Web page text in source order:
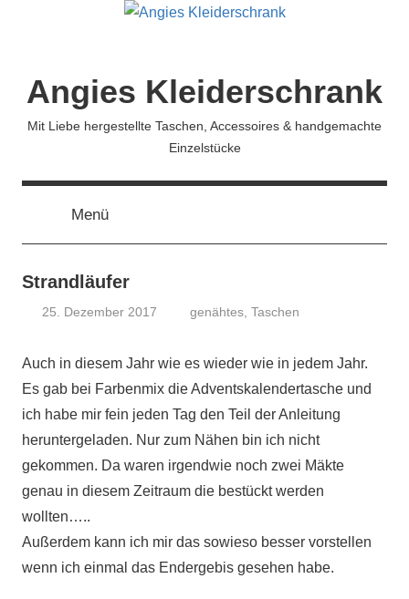
Angies Kleiderschrank
Mit Liebe hergestellte Taschen, Accessoires & handgemachte
Einzelstücke
Menü
Strandläufer
25. Dezember 2017
genähtes ,Taschen
Auch in diesem Jahr wie es wieder wie in jedem Jahr.
Es gab bei Farbenmix die Adventskalendertasche und
ich habe mir fein jeden Tag den Teil der Anleitung
heruntergeladen. Nur zum Nähen bin ich nicht
gekommen. Da waren irgendwie noch zwei Mäkte
genau in diesem Zeitraum die bestückt werden
wollten…..
Außerdem kann ich mir das sowieso besser vorstellen
wenn ich einmal das Endergebis gesehen habe.